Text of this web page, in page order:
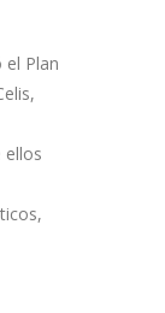
Plan
ellos